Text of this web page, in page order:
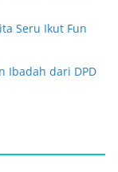
Seru Ikut Fun
Ibadah dari DPD